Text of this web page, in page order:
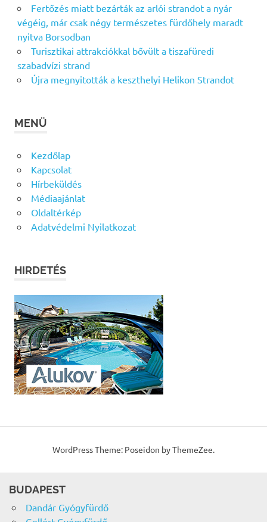
Fertőzés miatt bezárták az arlói strandot a nyár
végéig, már csak négy természetes fürdőhely maradt
nyitva Borsodban
Turisztikai attrakciókkal bővült a tiszafüredi
szabadvízi strand
Újra megnyitották a keszthelyi Helikon Strandot
MENÜ
Kezdőlap
Kapcsolat
Hírbeküldés
Médiaajánlat
Oldaltérkép
Adatvédelmi Nyilatkozat
HIRDETÉS
WordPress Theme: Poseidon by ThemeZee.
BUDAPEST
Dandár Gyógyfürdő